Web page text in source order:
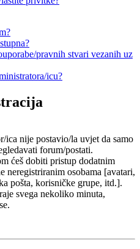
pravnih stvari vezanih uz
icu?
ica nije postavio/la uvjet da samo
forum/postati.
ćeš dobiti pristup dodatnim
neregistriranim osobama [avatari,
pošta, korisničke grupe, itd.].
svega nekoliko minuta,